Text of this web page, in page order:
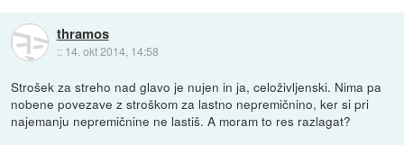
thramos
:: 14. okt 2014, 14:58
Strošek za streho nad glavo je nujen in ja, celoživljenski. Nima pa
nobene povezave z stroškom za lastno nepremičnino, ker si pri
najemanju nepremičnine ne lastiš. A moram to res razlagat?